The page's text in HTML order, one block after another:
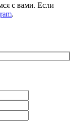
с вами. Если
.